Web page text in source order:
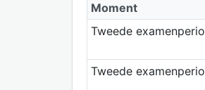
Moment
Tweede
Tweede